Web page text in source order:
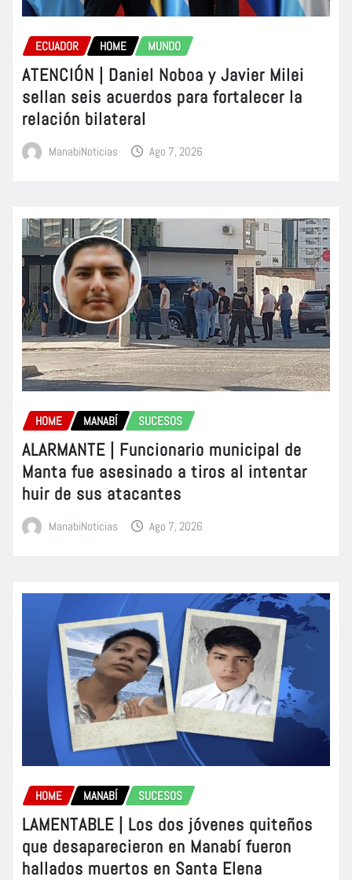
ECUADOR HOME MUNDO
ATENCIÓN | Daniel Noboa y Javier Milei
sellan seis acuerdos para fortalecer la
relación bilateral
ManabiNoticias Ago 7, 2026
HOME MANABÍ SUCESOS
ALARMANTE | Funcionario municipal de
Manta fue asesinado a tiros al intentar
huir de sus atacantes
ManabiNoticias Ago 7, 2026
HOME MANABÍ SUCESOS
LAMENTABLE | Los dos jóvenes quiteños
que desaparecieron en Manabí fueron
hallados muertos en Santa Elena